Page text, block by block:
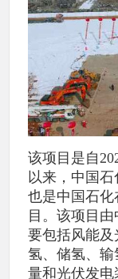
该项目是自
以来，中国
也是中国石
目。该项目
要包括风能及
氢、储氢、
量和光伏发电